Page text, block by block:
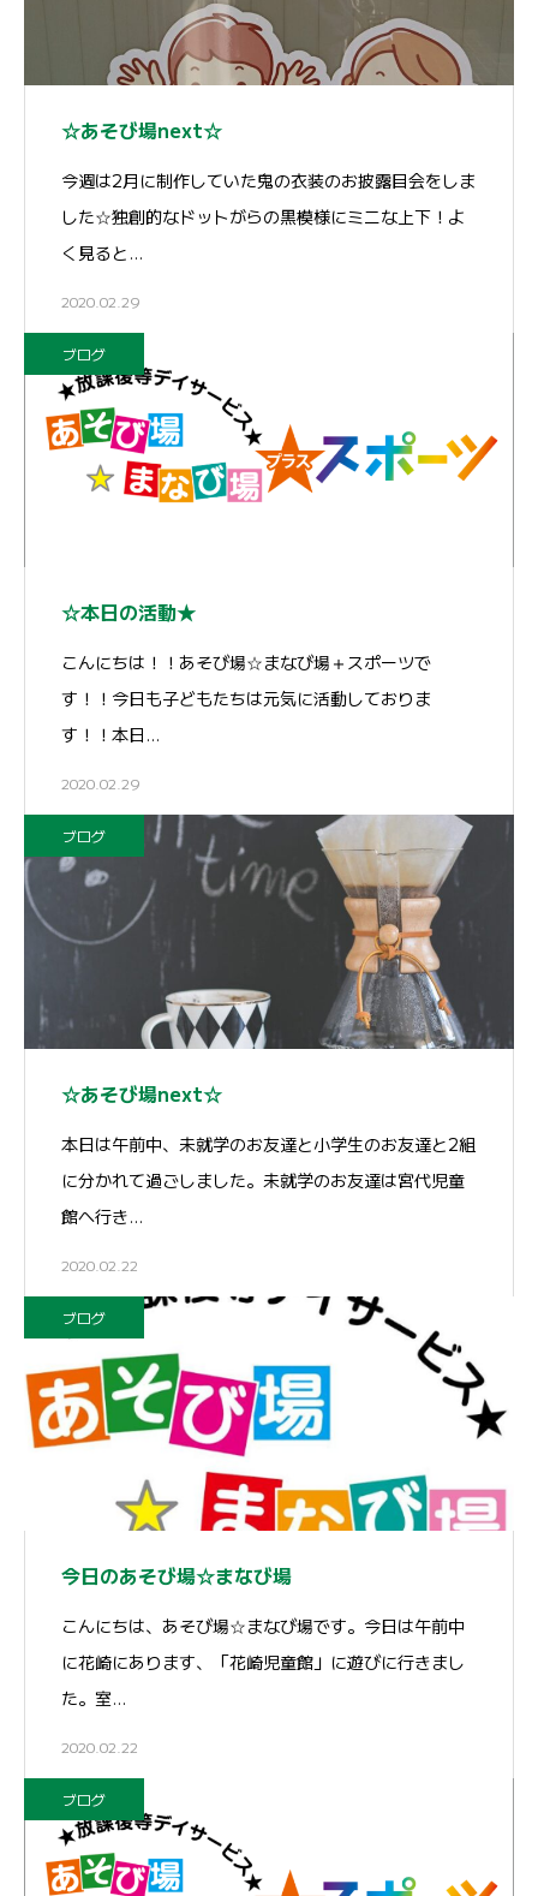
☆あそび場next☆
今週は2月に制作していた鬼の衣装のお披露目会をしま
した☆独創的なドットがらの黒模様にミニな上下！よ
く見ると…
2020.02.29
ブログ
☆本日の活動★
こんにちは！！あそび場☆まなび場＋スポーツで
す！！今日も子どもたちは元気に活動しておりま
す！！本日…
2020.02.29
ブログ
☆あそび場next☆
本日は午前中、未就学のお友達と小学生のお友達と2組
に分かれて過ごしました。未就学のお友達は宮代児童
館へ行き…
2020.02.22
ブログ
今日のあそび場☆まなび場
こんにちは、あそび場☆まなび場です。今日は午前中
に花崎にあります、「花崎児童館」に遊びに行きまし
た。室…
2020.02.22
ブログ